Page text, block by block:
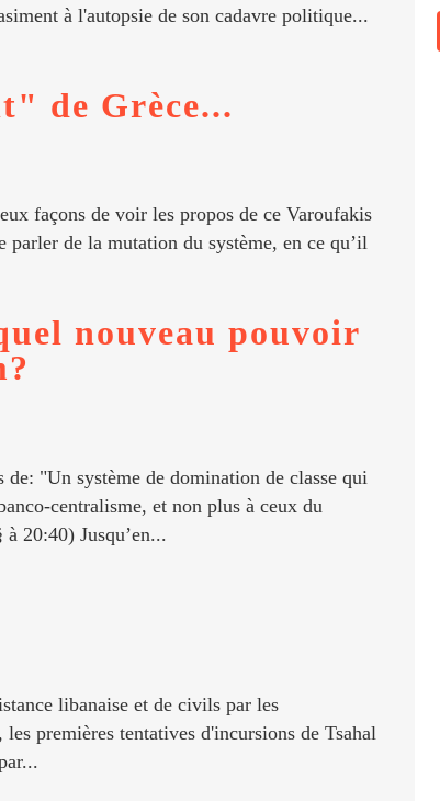
à l'autopsie de son cadavre politique...
de Grèce...
façons de voir les propos de ce Varoufakis
de la mutation du système, en ce qu’il
nouveau pouvoir
"Un système de domination de classe qui
centralisme, et non plus à ceux du
20:40) Jusqu’en...
libanaise et de civils par les
premières tentatives d'incursions de Tsahal